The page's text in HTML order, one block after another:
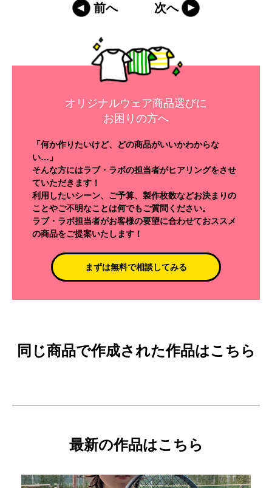
前へ 次へ
オリジナルウェア商品選びに
お困りの方へ
「何か作りたいけど、どの商品がいいかわからな
い…」
そんな方にはラブ・ラボの担当者がヒアリングをさせ
ていただきます！
利用したいシーン、ご予算、製作枚数などお決まりの
ことやご不明なことは何でもご質問ください。
ラブ・ラボ担当者がお客様の要望に合わせておススメ
の商品をご提案いたします！
まずは無料で相談してみる
同じ商品で作成された作品はこちら
最新の作品はこちら